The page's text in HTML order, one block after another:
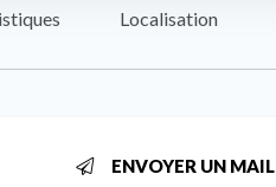
Localisation
ENVOYER UN MAIL